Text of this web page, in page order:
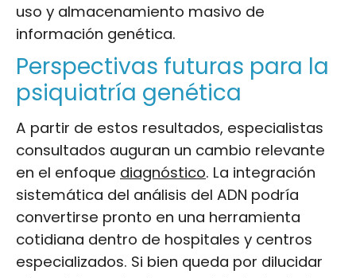
uso y almacenamiento masivo de
información genética.
Perspectivas futuras para la
psiquiatría genética
A partir de estos resultados, especialistas
consultados auguran un cambio relevante
en el enfoque diagnóstico. La integración
sistemática del análisis del ADN podría
convertirse pronto en una herramienta
cotidiana dentro de hospitales y centros
especializados. Si bien queda por dilucidar